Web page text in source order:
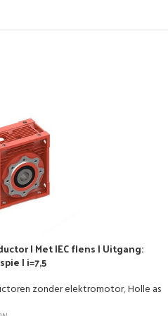
| Met IEC flens | Uitgang:
| i=7,5
zonder elektromotor,Holle as